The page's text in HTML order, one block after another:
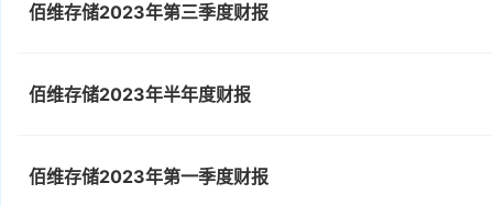
佰维存储2023年第三季度财报
佰维存储2023年半年度财报
佰维存储2023年第一季度财报